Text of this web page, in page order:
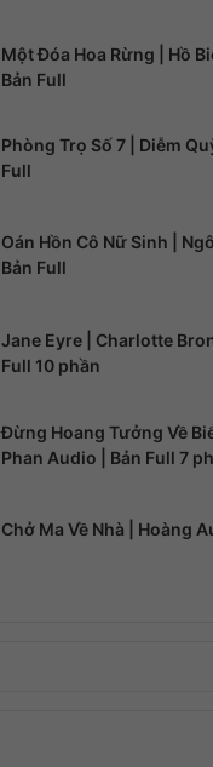
Một Đóa Hoa Rừng | Hồ
Bản Full
Phòng Trọ Số 7 | Diễm
Full
Oán Hồn Cô Nữ Sinh |
Bản Full
Jane Eyre | Charlotte
Full 10 phần
Đừng Hoang Tưởng Về
Phan Audio | Bản Full 7
Chở Ma Về Nhà | Hoàng